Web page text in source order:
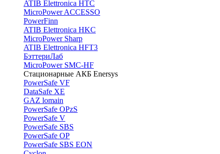
ATIB Elettronica HTC
MicroPower ACCESSO
PowerFinn
ATIB Elettronica HKC
MicroPower Sharp
ATIB Elettronica HFT3
БэттериЛаб
MicroPower SMC-HF
Стационарные АКБ Enersys
PowerSafe VF
DataSafe XE
GAZ lomain
PowerSafe OPzS
PowerSafe V
PоwerSafe SBS
PowerSafe OP
PоwerSafe SBS EON